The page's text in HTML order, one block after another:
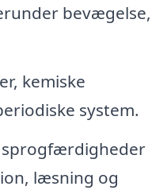
bevægelse,
kemiske
system.
sprogfærdigheder
læsning og